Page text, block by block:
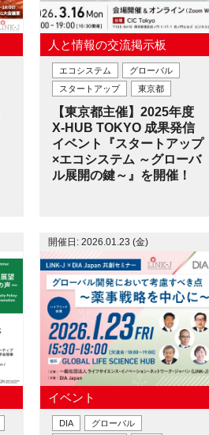
人と情報の交流掲示板
エコシステム
グローバル
スタートアップ
東京都
【東京都主催】2025年度
X-HUB TOKYO 成果発信
イベント『スタートアップ
×エコシステム ～グローバ
ル展開の鍵～』を開催！
開催日: 2026.01.23 (金)
イベント
DIA
グローバル